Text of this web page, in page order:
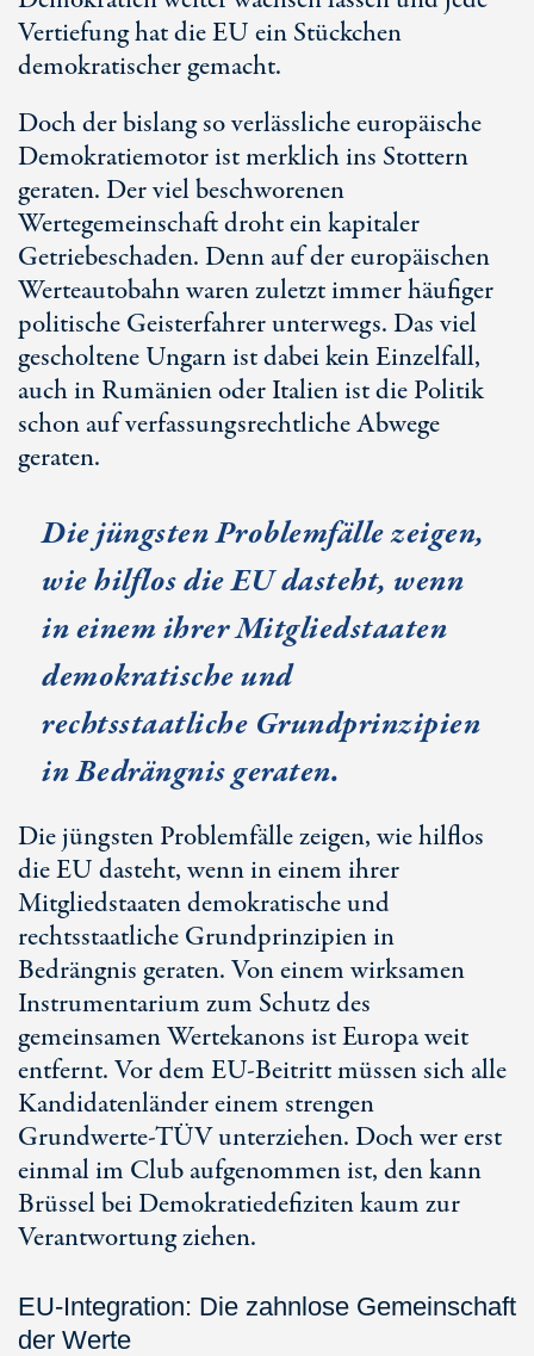
Vertiefung hat die EU ein Stückchen
demokratischer gemacht.
Doch der bislang so verlässliche europäische
Demokratiemotor ist merklich ins Stottern
geraten. Der viel beschworenen
Wertegemeinschaft droht ein kapitaler
Getriebeschaden. Denn auf der europäischen
Werteautobahn waren zuletzt immer häufiger
politische Geisterfahrer unterwegs. Das viel
gescholtene Ungarn ist dabei kein Einzelfall,
auch in Rumänien oder Italien ist die Politik
schon auf verfassungsrechtliche Abwege
geraten.
Die jüngsten Problemfälle zeigen,
wie hilflos die EU dasteht, wenn
in einem ihrer Mitgliedstaaten
demokratische und
rechtsstaatliche Grundprinzipien
in Bedrängnis geraten.
Die jüngsten Problemfälle zeigen, wie hilflos
die EU dasteht, wenn in einem ihrer
Mitgliedstaaten demokratische und
rechtsstaatliche Grundprinzipien in
Bedrängnis geraten. Von einem wirksamen
Instrumentarium zum Schutz des
gemeinsamen Wertekanons ist Europa weit
entfernt. Vor dem EU-Beitritt müssen sich alle
Kandidatenländer einem strengen
Grundwerte-TÜV unterziehen. Doch wer erst
einmal im Club aufgenommen ist, den kann
Brüssel bei Demokratiedefiziten kaum zur
Verantwortung ziehen.
EU-Integration: Die zahnlose Gemeinschaft
der Werte